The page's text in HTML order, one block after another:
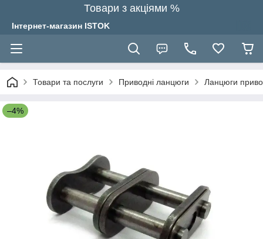
Товари з акціями %
Інтернет-магазин ISTOK
Товари та послуги Приводні ланцюги Ланцюги
–4%